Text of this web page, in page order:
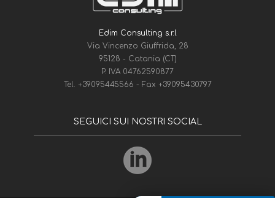
Edim Consulting s.r.l
Via Vincenzo Giuffrida, 28
95128 - Catania (CT)
P. IVA 04762590877
Tel. +39095445566 - Fax +39095430797
SEGUICI SUI NOSTRI SOCIAL